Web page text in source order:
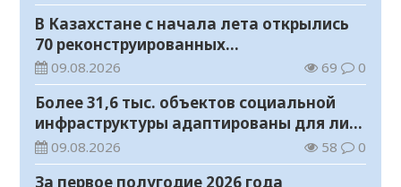
В Казахстане с начала лета открылись
70 реконструированных
железнодорожных вокзалов
09.08.2026 69 0
Более 31,6 тыс. объектов социальной
инфраструктуры адаптированы для лиц
с инвалидностью
09.08.2026 58 0
За первое полугодие 2026 года